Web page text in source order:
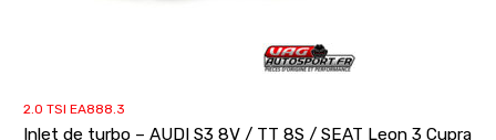
2.0 TSI EA888.3
Inlet de turbo – AUDI S3 8V / TT 8S / SEAT Leon 3 Cupra